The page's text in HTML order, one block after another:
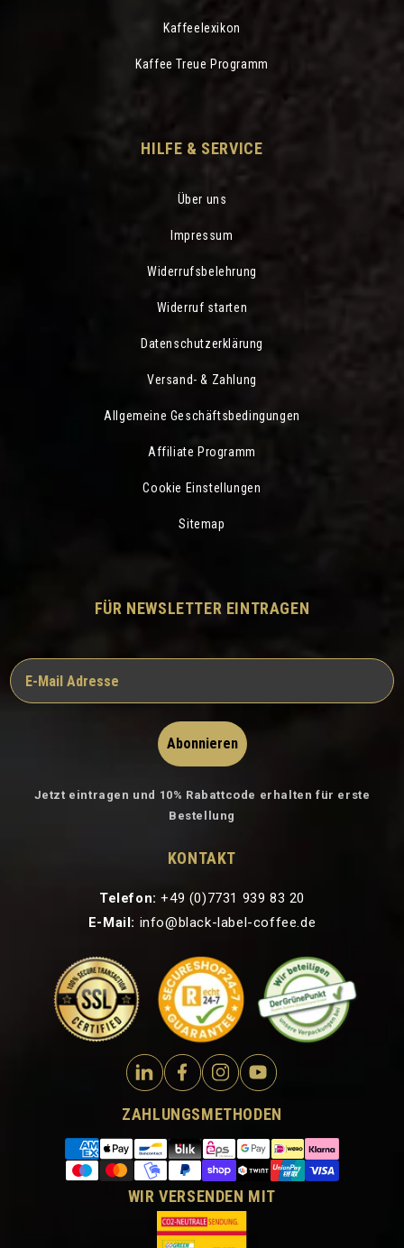
Kaffeelexikon
Kaffee Treue Programm
HILFE & SERVICE
Über uns
Impressum
Widerrufsbelehrung
Widerruf starten
Datenschutzerklärung
Versand- & Zahlung
Allgemeine Geschäftsbedingungen
Affiliate Programm
Cookie Einstellungen
Sitemap
FÜR NEWSLETTER EINTRAGEN
Abonnieren
Jetzt eintragen und 10% Rabattcode erhalten für erste
Bestellung
KONTAKT
Telefon: +49 (0)7731 939 83 20
E-Mail: info@black-label-coffee.de
ZAHLUNGSMETHODEN
WIR VERSENDEN MIT